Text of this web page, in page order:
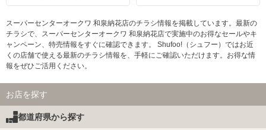
スーパーセンターオークワ 和泉納花店のチラシ情報を掲載しています。最新の
チラシで、スーパーセンターオークワ 和泉納花店で実施中のお得なセールやキ
ャンペーン、特売情報をすぐに確認できます。 Shufoo!（シュフー）ではお近
くの店舗で使える最新のチラシ情報を、手軽にご確認いただけます。お得な情
報をぜひご活用ください。
お店を探す
都道府県から探す